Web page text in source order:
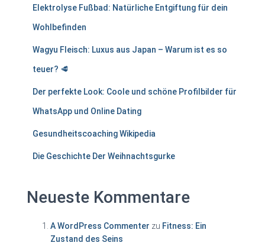
Elektrolyse Fußbad: Natürliche Entgiftung für dein
Wohlbefinden
Wagyu Fleisch: Luxus aus Japan – Warum ist es so
teuer? 🥩
Der perfekte Look: Coole und schöne Profilbilder für
WhatsApp und Online Dating
Gesundheitscoaching Wikipedia
Die Geschichte Der Weihnachtsgurke
Neueste Kommentare
A WordPress Commenter zu Fitness: Ein
Zustand des Seins